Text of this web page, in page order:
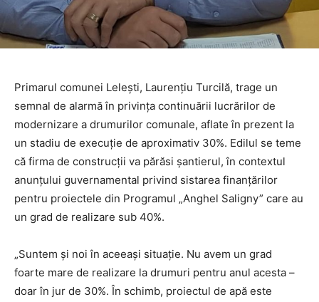
Primarul comunei Lelești, Laurențiu Turcilă, trage un
semnal de alarmă în privința continuării lucrărilor de
modernizare a drumurilor comunale, aflate în prezent la
un stadiu de execuție de aproximativ 30%. Edilul se teme
că firma de construcții va părăsi șantierul, în contextul
anunțului guvernamental privind sistarea finanțărilor
pentru proiectele din Programul „Anghel Saligny” care au
un grad de realizare sub 40%.
„Suntem și noi în aceeași situație. Nu avem un grad
foarte mare de realizare la drumuri pentru anul acesta –
doar în jur de 30%. În schimb, proiectul de apă este